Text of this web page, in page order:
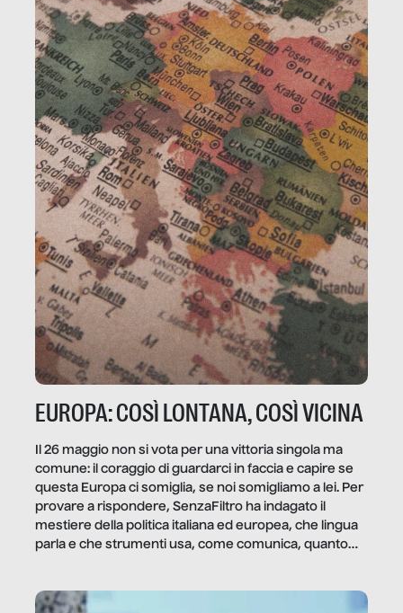
EUROPA: COSÌ LONTANA, COSÌ VICINA
Il 26 maggio non si vota per una vittoria singola ma
comune: il coraggio di guardarci in faccia e capire se
questa Europa ci somiglia, se noi somigliamo a lei. Per
provare a rispondere, SenzaFiltro ha indagato il
mestiere della politica italiana ed europea, che lingua
parla e che strumenti usa, come comunica, quanto